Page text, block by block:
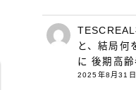
と、結局何
に後期高齢
2025年8月31日